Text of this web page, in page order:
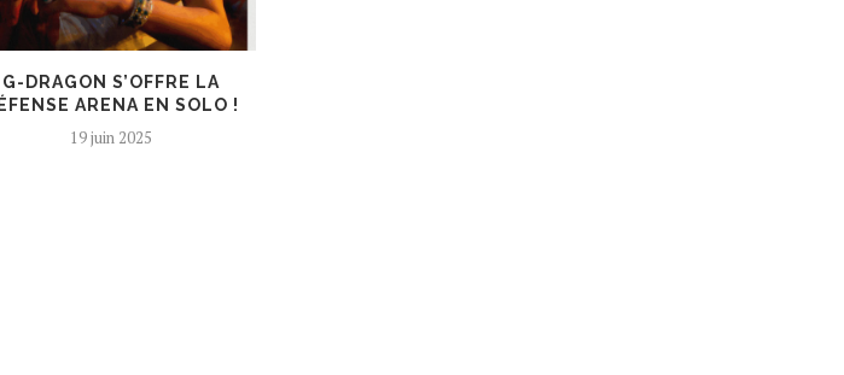
G-DRAGON S’OFFRE LA
ARENA EN SOLO !
19 juin 2025